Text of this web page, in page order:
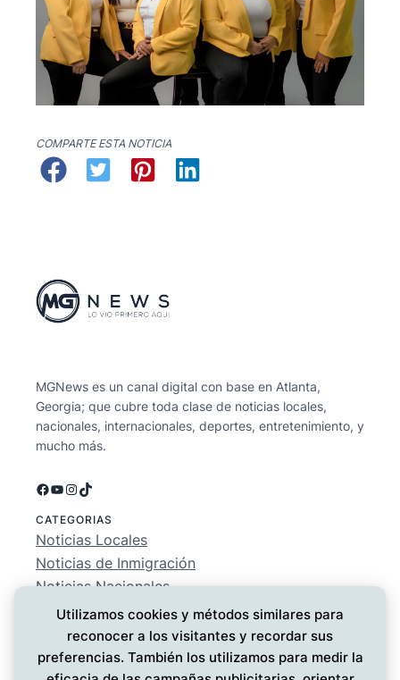
COMPARTE ESTA NOTICIA
MGNews es un canal digital con base en Atlanta,
Georgia; que cubre toda clase de noticias locales,
nacionales, internacionales, deportes, entretenimiento, y
mucho más.
Facebook
YouTube
Instagram
TikTok
CATEGORIAS
Noticias Locales
Noticias de Inmigración
Noticias Nacionales
Deportes
Entretenimiento
EMPRESA
Conócenos
Utilizamos cookies y métodos similares para
reconocer a los visitantes y recordar sus
preferencias. También los utilizamos para medir la